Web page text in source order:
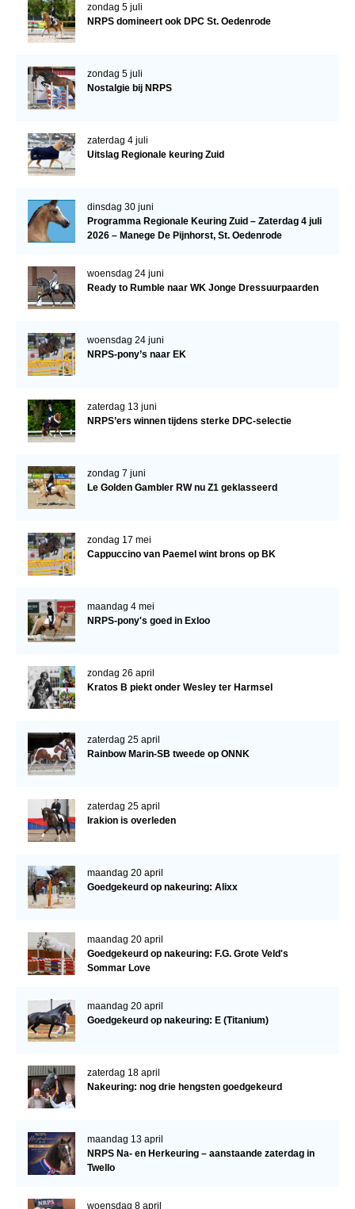
Verrichtingsonderzoek NRPS
Verrichtingsonderzoek 2023-2024
Verrichtingsonderzoek 2021-2022
Sport
Inloggen
CONTACT
REGIO'S
Regio Noord
Regio Midden
Regio West
Regio Zuid
Bestuur Regio Zuid
KALENDER
Evenementen
ACCOUNT AANMAKEN
zondag 5 juli
NRPS domineert ook DPC St. Oedenrode
zondag 5 juli
Nostalgie bij NRPS
zaterdag 4 juli
Uitslag Regionale keuring Zuid
dinsdag 30 juni
Programma Regionale Keuring Zuid – Zaterdag 4 juli
2026 – Manege De Pijnhorst, St. Oedenrode
woensdag 24 juni
Ready to Rumble naar WK Jonge Dressuurpaarden
woensdag 24 juni
NRPS-pony’s naar EK
zaterdag 13 juni
NRPS’ers winnen tijdens sterke DPC-selectie
zondag 7 juni
Le Golden Gambler RW nu Z1 geklasseerd
zondag 17 mei
Cappuccino van Paemel wint brons op BK
maandag 4 mei
NRPS-pony's goed in Exloo
zondag 26 april
Kratos B piekt onder Wesley ter Harmsel
zaterdag 25 april
Rainbow Marin-SB tweede op ONNK
zaterdag 25 april
Irakion is overleden
maandag 20 april
Goedgekeurd op nakeuring: Alixx
maandag 20 april
Goedgekeurd op nakeuring: F.G. Grote Veld's
Sommar Love
maandag 20 april
Goedgekeurd op nakeuring: E (Titanium)
zaterdag 18 april
Nakeuring: nog drie hengsten goedgekeurd
maandag 13 april
NRPS Na- en Herkeuring – aanstaande zaterdag in
Twello
woensdag 8 april